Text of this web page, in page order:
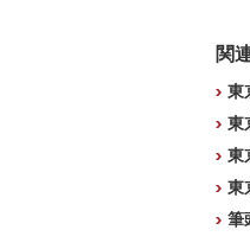
関
東
東
東
東
筆